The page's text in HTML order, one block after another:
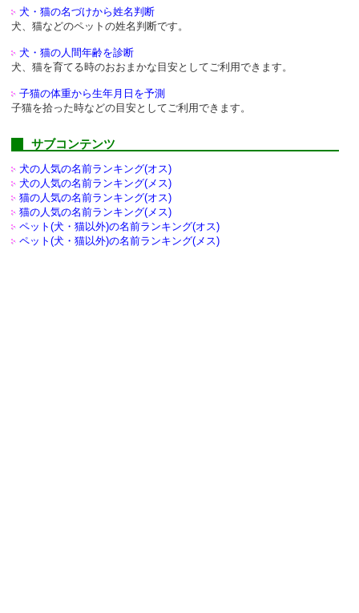
犬・猫の名づけから姓名判断
犬、猫などのペットの姓名判断です。
犬・猫の人間年齢を診断
犬、猫を育てる時のおおまかな目安としてご利用できます。
子猫の体重から生年月日を予測
子猫を拾った時などの目安としてご利用できます。
サブコンテンツ
犬の人気の名前ランキング(オス)
犬の人気の名前ランキング(メス)
猫の人気の名前ランキング(オス)
猫の人気の名前ランキング(メス)
ペット(犬・猫以外)の名前ランキング(オス)
ペット(犬・猫以外)の名前ランキング(メス)